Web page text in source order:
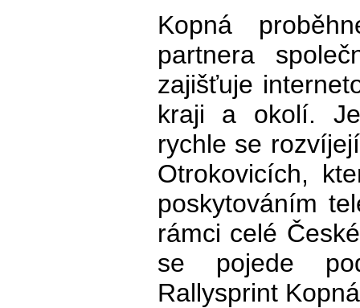
Kopná
partnera
zajišťuje
kraji a okolí.
rychle se
Otrokovicích,
poskytováním
rámci celé
se pojede
Rallysprint